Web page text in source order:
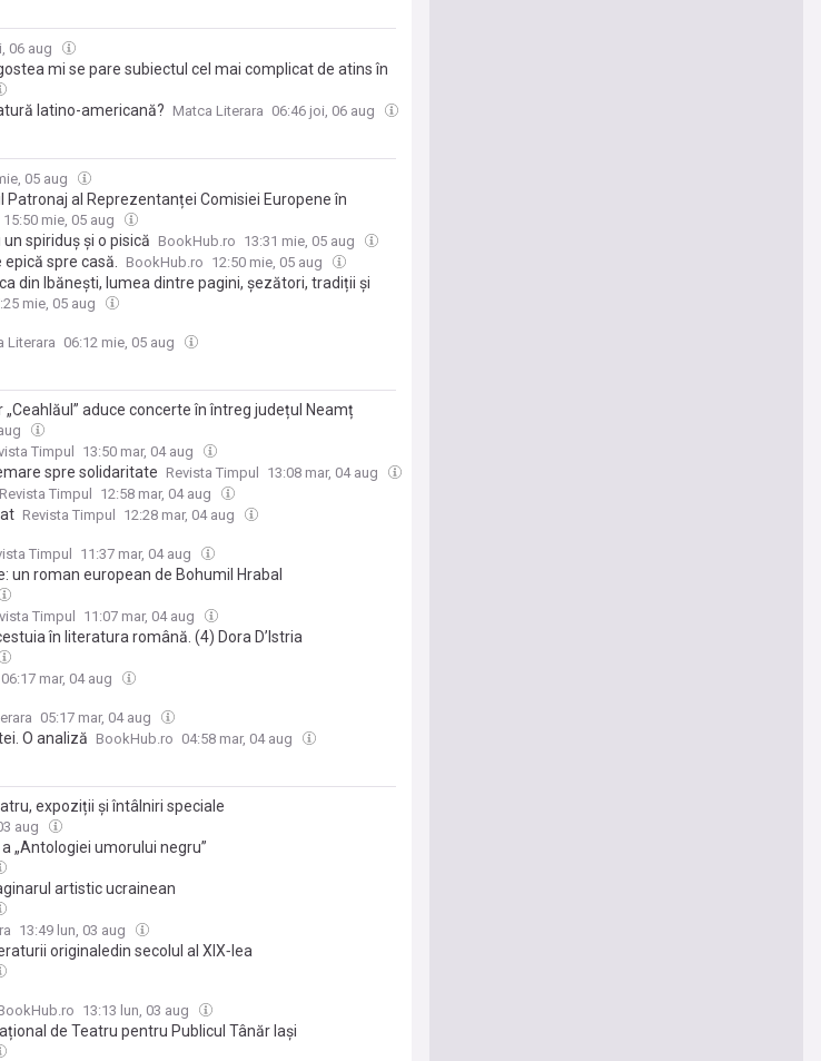
06 aug
mi se pare subiectul cel mai complicat de atins în
latino-americană? Matca Literara 06:46 joi, 06 aug
05 aug
Patronaj al Reprezentanței Comisiei Europene în
15:50 mie, 05 aug
spiriduș și o pisică BookHub.ro 13:31 mie, 05 aug
spre casă. BookHub.ro 12:50 mie, 05 aug
din Ibănești, lumea dintre pagini, șezători, tradiții și
mie, 05 aug
Literara 06:12 mie, 05 aug
aduce concerte în întreg județul Neamț
Timpul 13:50 mar, 04 aug
spre solidaritate Revista Timpul 13:08 mar, 04 aug
Revista Timpul 12:58 mar, 04 aug
Revista Timpul 12:28 mar, 04 aug
Timpul 11:37 mar, 04 aug
un roman european de Bohumil Hrabal
Timpul 11:07 mar, 04 aug
în literatura română. (4) Dora D’Istria
06:17 mar, 04 aug
05:17 mar, 04 aug
O analiză BookHub.ro 04:58 mar, 04 aug
expoziții și întâlniri speciale
aug
„Antologiei umorului negru”
artistic ucrainean
13:49 lun, 03 aug
originaledin secolul al XIX‑lea
13:13 lun, 03 aug
de Teatru pentru Publicul Tânăr Iași